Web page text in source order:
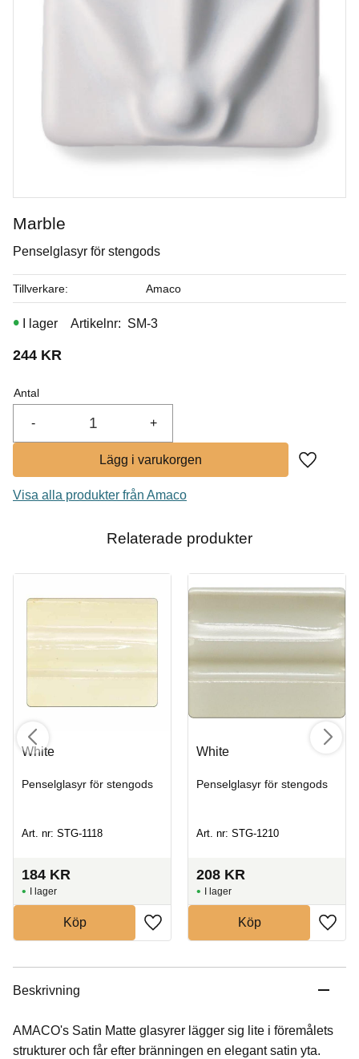
Penselglasyr för stengods
I lager
Köp
Marble
Penselglasyr för stengods
244 KR
Antal
+
-
Lägg till
I lager Artikelnr SM-3
Tillverkare Amaco
Visa alla produkter från Amaco
Relaterade produkter
White
Penselglasyr för stengods
Art. nr: STG-1118
184 KR
I lager
Köp
White
Penselglasyr för stengods
Art. nr: STG-1210
208 KR
I lager
Köp
Beskrivning
AMACO's Satin Matte glasyrer lägger sig lite i föremålets
strukturer och får efter bränningen en elegant satin yta.